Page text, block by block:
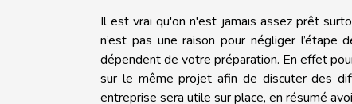
Il est vrai qu'on n'est jamais assez prêt
n’est pas une raison pour négliger
dépendent de votre préparation. En effet
sur le même projet afin de discuter des
entreprise sera utile sur place, en résumé